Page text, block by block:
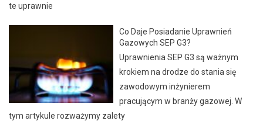
te uprawnie
Co Daje Posiadanie Uprawnień
Gazowych SEP G3?
Uprawnienia SEP G3 są ważnym
krokiem na drodze do stania się
zawodowym inżynierem
pracującym w branży gazowej. W
tym artykule rozważymy zalety